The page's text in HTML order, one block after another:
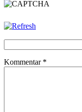
Kommentar *